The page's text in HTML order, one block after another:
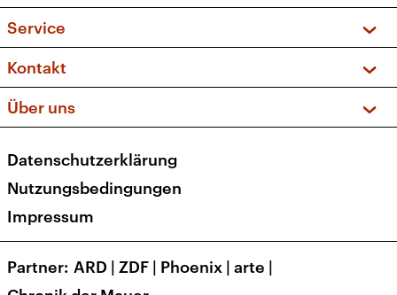
Sendungen und Podcasts
Musikliste
Kakadu – Das Kinderprogramm
Frequenzen (UKW + DAB+)
Service
FAQ
Apps
Newsletter
Veranstaltungen
Kontakt
Social Media
Über uns
Presse
Karriere
Transparenz
Datenschutzerklärung
Nutzungsbedingungen
Impressum
Partner ARD | ZDF | Phoenix | arte |